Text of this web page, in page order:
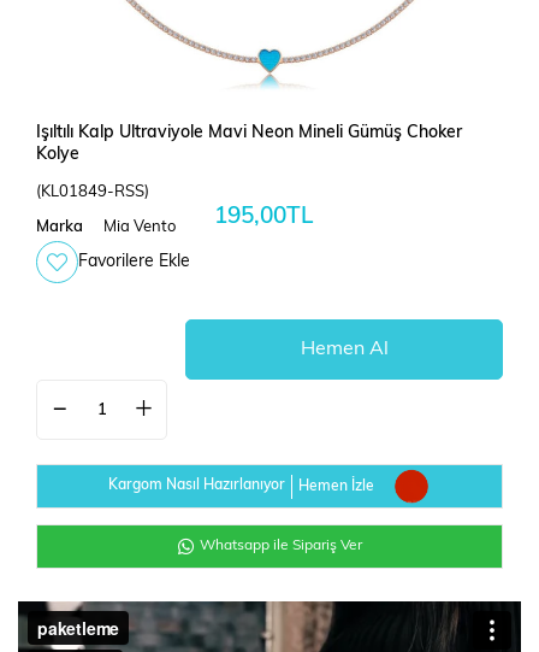
Işıltılı Kalp Ultraviyole Mavi Neon Mineli Gümüş Choker
Kolye
(KL01849-RSS)
Marka Mia Vento 195,00TL
Favorilere Ekle
Kargom Nasıl Hazırlanıyor Hemen İzle
Whatsapp ile Sipariş Ver